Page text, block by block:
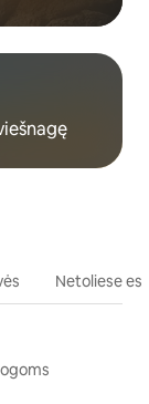
Netoliese